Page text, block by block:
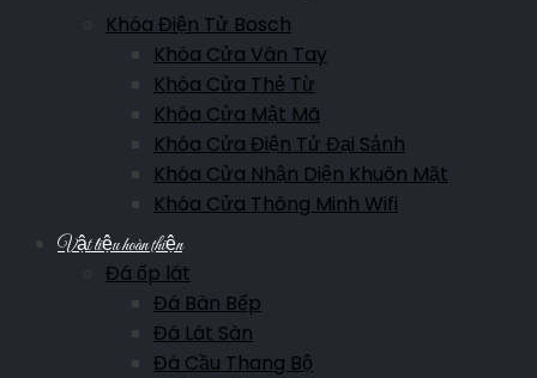
Khóa Điện Tử Bosch
Khóa Cửa Vân Tay
Khóa Cửa Thẻ Từ
Khóa Cửa Mật Mã
Khóa Cửa Điện Tử Đại Sảnh
Khóa Cửa Nhận Diện Khuôn Mặt
Khóa Cửa Thông Minh Wifi
Vật liệu hoàn thiện
Đá ốp lát
Đá Bàn Bếp
Đá Lát Sàn
Đá Cầu Thang Bộ